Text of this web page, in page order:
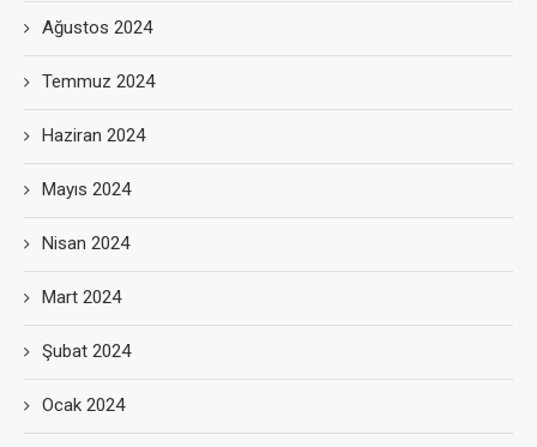
Ağustos 2024
Temmuz 2024
Haziran 2024
Mayıs 2024
Nisan 2024
Mart 2024
Şubat 2024
Ocak 2024